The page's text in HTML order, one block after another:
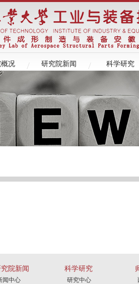
况 研究院新闻 科学研究
院新闻
闻中心
科学研究
研究中心